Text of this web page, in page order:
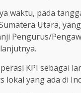
waktu, pada
Utara,
Pengurus/
KPI sebagai
lokal yang ada di